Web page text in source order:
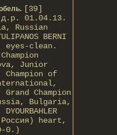
[39]
д.р. 01.04.13.
Russian
BERNI
eyes-clean.
Junior
Champion of
Champion
Bulgaria,
(Россия) heart,
0.)